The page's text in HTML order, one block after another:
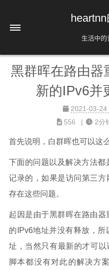
生活中的
首页
Twitter
播放列表
标签
归档
黑群晖在路由器
新的IPv6并
2021-03-24
556
2分
首先说明，白群晖也可以这
下面的问题以及解决方法都
记录的，如果是访问第三
存在这些问题。
起因是由于黑群晖在路由
的IPv6地址并没有释放，
址，当然只有最新的才可
脚本都没有对此的解决方